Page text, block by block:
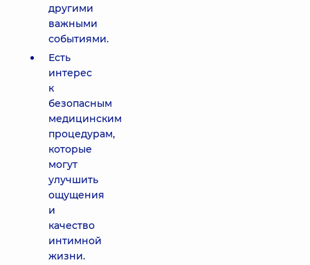
другими
важными
событиями.
Есть
интерес
к
безопасным
медицинским
процедурам,
которые
могут
улучшить
ощущения
и
качество
интимной
жизни.